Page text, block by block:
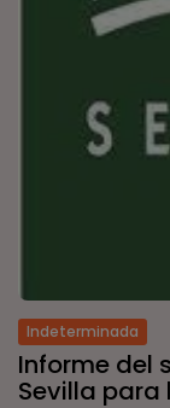
Indeterminada
Informe del
Sevilla para